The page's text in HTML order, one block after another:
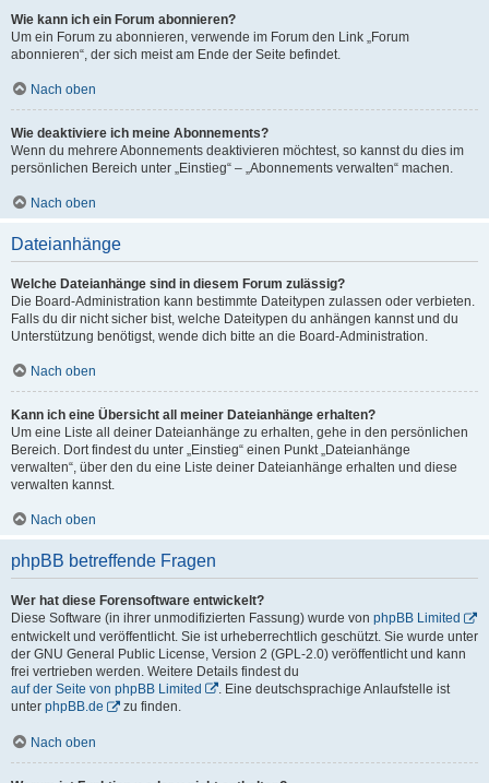
Wie kann ich ein Forum abonnieren?
Um ein Forum zu abonnieren, verwende im Forum den Link „Forum
abonnieren“, der sich meist am Ende der Seite befindet.
Nach oben
Wie deaktiviere ich meine Abonnements?
Wenn du mehrere Abonnements deaktivieren möchtest, so kannst du dies im
persönlichen Bereich unter „Einstieg“ – „Abonnements verwalten“ machen.
Nach oben
Dateianhänge
Welche Dateianhänge sind in diesem Forum zulässig?
Die Board-Administration kann bestimmte Dateitypen zulassen oder verbieten.
Falls du dir nicht sicher bist, welche Dateitypen du anhängen kannst und du
Unterstützung benötigst, wende dich bitte an die Board-Administration.
Nach oben
Kann ich eine Übersicht all meiner Dateianhänge erhalten?
Um eine Liste all deiner Dateianhänge zu erhalten, gehe in den persönlichen
Bereich. Dort findest du unter „Einstieg“ einen Punkt „Dateianhänge
verwalten“, über den du eine Liste deiner Dateianhänge erhalten und diese
verwalten kannst.
Nach oben
phpBB betreffende Fragen
Wer hat diese Forensoftware entwickelt?
Diese Software (in ihrer unmodifizierten Fassung) wurde von phpBB Limited
entwickelt und veröffentlicht. Sie ist urheberrechtlich geschützt. Sie wurde unter
der GNU General Public License, Version 2 (GPL-2.0) veröffentlicht und kann
frei vertrieben werden. Weitere Details findest du
auf der Seite von phpBB Limited
. Eine deutschsprachige Anlaufstelle ist
unter phpBB.de zu finden.
Nach oben